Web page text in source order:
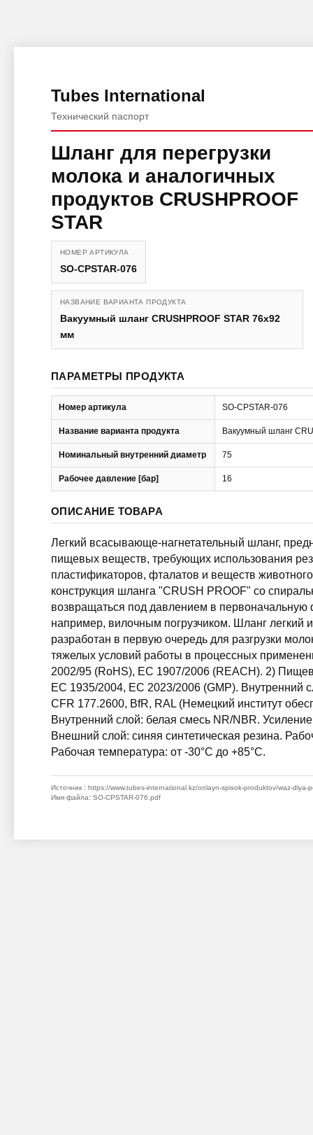
Tubes International
Технический паспорт
Шланг для перегрузки
молока и аналогичных
продуктов CRUSHPROOF
STAR
НОМЕР АРТИКУЛА
SO-CPSTAR-076
НАЗВАНИЕ ВАРИАНТА ПРОДУКТА
Вакуумный шланг CRUSHPROOF STAR 76x92
мм
ПАРАМЕТРЫ ПРОДУКТА
Номер артикула SO-CPSTAR-076
Название варианта продукта Вакуумный шланг
Номинальный внутренний диаметр 75
Рабочее давление [бар] 16
ОПИСАНИЕ ТОВАРА
Легкий всасывающе-нагнетательный шланг,
пищевых веществ, требующих использования
пластификаторов, фталатов и веществ
конструкция шланга "CRUSH PROOF" со
возвращаться под давлением в первоначальную
например, вилочным погрузчиком. Шланг легкий
разработан в первую очередь для разгрузки
тяжелых условий работы в процессных
2002/95 (RoHS), EC 1907/2006 (REACH). 2)
EC 1935/2004, EC 2023/2006 (GMP). Внутренний
CFR 177.2600, BfR, RAL (Немецкий институт
Внутренний слой: белая смесь NR/NBR.
Внешний слой: синяя синтетическая резина.
Рабочая температура: от -30°C до +85°C.
Источник : https://www.tubes-international.kz/onlayn-spisok-produktov/waz-
Имя файла: SO-CPSTAR-076.pdf